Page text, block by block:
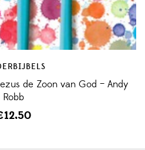
de Zoon van God – Andy
Robb
12,50